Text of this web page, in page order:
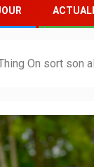
On sort son